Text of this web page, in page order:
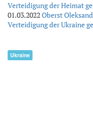
Verteidigung der Heimat
01.03.2022Oberst
Verteidigung der Ukraine
Ukraine